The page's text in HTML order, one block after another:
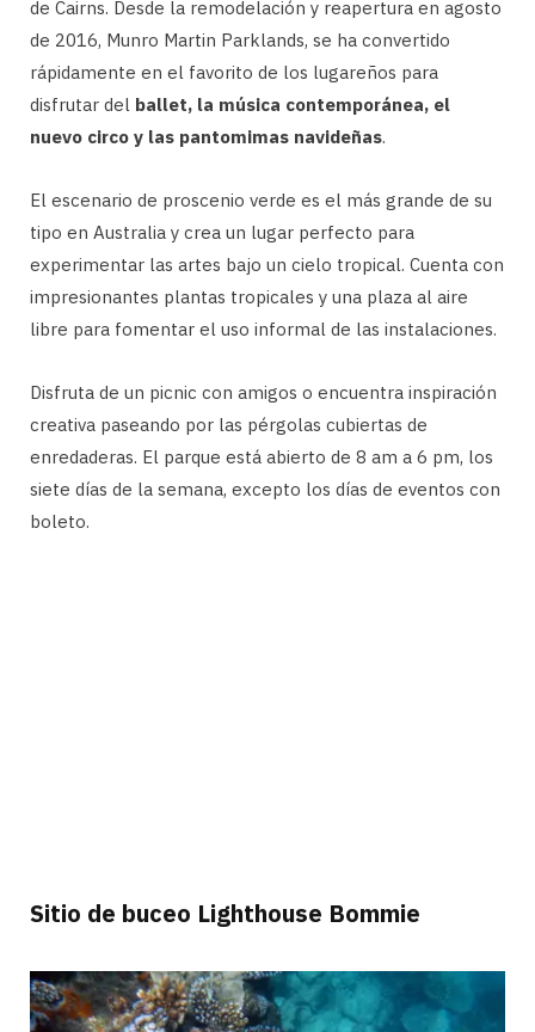
de Cairns. Desde la remodelación y reapertura en agosto
de 2016, Munro Martin Parklands, se ha convertido
rápidamente en el favorito de los lugareños para
disfrutar del ballet, la música contemporánea, el
nuevo circo y las pantomimas navideñas.
El escenario de proscenio verde es el más grande de su
tipo en Australia y crea un lugar perfecto para
experimentar las artes bajo un cielo tropical. Cuenta con
impresionantes plantas tropicales y una plaza al aire
libre para fomentar el uso informal de las instalaciones.
Disfruta de un picnic con amigos o encuentra inspiración
creativa paseando por las pérgolas cubiertas de
enredaderas. El parque está abierto de 8 am a 6 pm, los
siete días de la semana, excepto los días de eventos con
boleto.
Sitio de buceo Lighthouse Bommie